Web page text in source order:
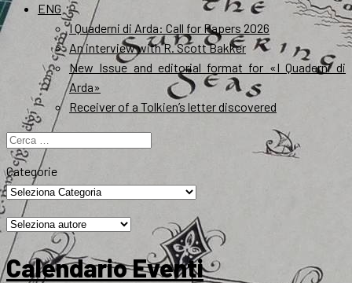
ENG
I Quaderni di Arda: Call for Papers 2026
An interview with R. Scott Bakker
New Issue and editorial format for «I Quaderni di
Arda»
Receiver of a Tolkien’s letter discovered
Ricerca
per:
Categorie
Calendario Eventi